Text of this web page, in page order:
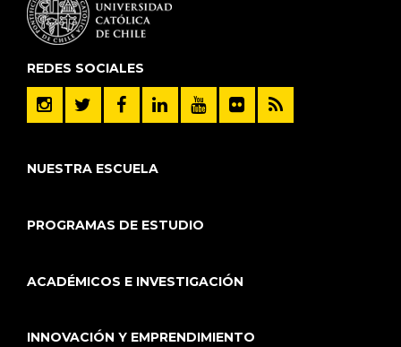
REDES SOCIALES
NUESTRA ESCUELA
PROGRAMAS DE ESTUDIO
ACADÉMICOS E INVESTIGACIÓN
INNOVACIÓN Y EMPRENDIMIENTO